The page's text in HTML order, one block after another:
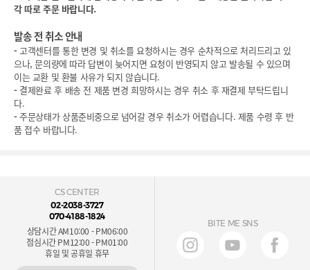
각 따로 주문 바랍니다.
발송 전 취소 안내
-고객센터를 통한 변경 및 취소를 요청하시는 경우 순차적으로 처리드리고 있
으나, 문의량에 따라 답변이 늦어지면 요청이 반영되지 않고 발송될 수 있으며
이는 교환 및 환불 사유가 되지 않습니다.
- 결제완료 후 배송 전 제품 변경 희망하시는 경우 취소 후 재결제 부탁드립니
다.
-주문상태가 상품준비중으로 넘어갈 경우 취소가 어렵습니다. 제품 수령 후 반
품 접수 바랍니다.
CS CENTER
02-2038-3727
070-4188-1824
상담시간 AM10:00 - PM06:00
점심시간 PM12:00 - PM01:00
휴일 및 공휴일 휴무
BITE ME SNS